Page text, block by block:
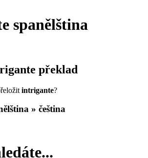
spanělština
překlad
intrigante?
» čeština